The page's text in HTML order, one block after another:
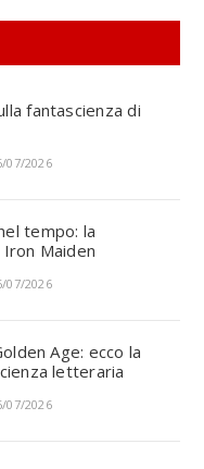
fantascienza di
07/2026
tempo: la
Maiden
07/2026
Age: ecco la
letteraria
07/2026